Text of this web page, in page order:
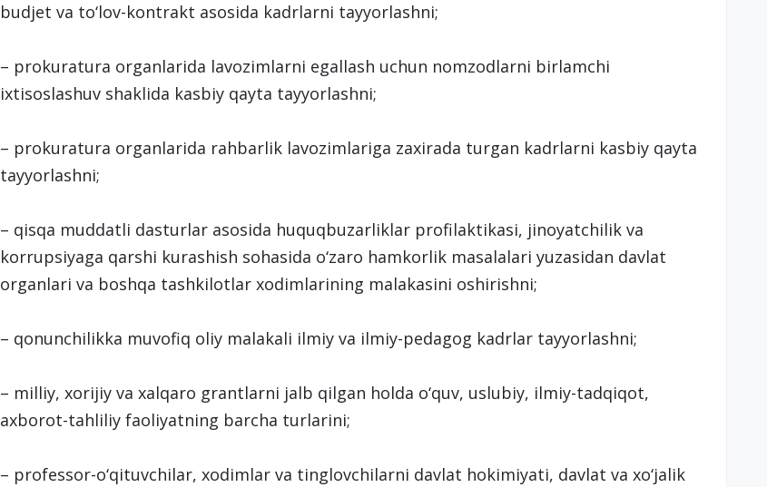
budjet va to‘lov-kontrakt asosida kadrlarni tayyorlashni;
– prokuratura organlarida lavozimlarni egallash uchun nomzodlarni birlamchi
ixtisoslashuv shaklida kasbiy qayta tayyorlashni;
– prokuratura organlarida rahbarlik lavozimlariga zaxirada turgan kadrlarni kasbiy qayta
tayyorlashni;
– qisqa muddatli dasturlar asosida huquqbuzarliklar profilaktikasi, jinoyatchilik va
korrupsiyaga qarshi kurashish sohasida o‘zaro hamkorlik masalalari yuzasidan davlat
organlari va boshqa tashkilotlar xodimlarining malakasini oshirishni;
– qonunchilikka muvofiq oliy malakali ilmiy va ilmiy-pedagog kadrlar tayyorlashni;
– milliy, xorijiy va xalqaro grantlarni jalb qilgan holda o‘quv, uslubiy, ilmiy-tadqiqot,
axborot-tahliliy faoliyatning barcha turlarini;
– professor-o‘qituvchilar, xodimlar va tinglovchilarni davlat hokimiyati, davlat va xo‘jalik